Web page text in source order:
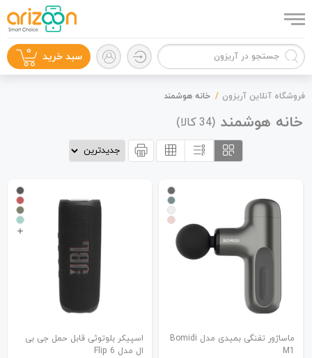
لوازم جانبی
سبد خرید 0
فروشگاه آنلاین آریزون خانه هوشمند
خانه هوشمند (
34کالا)
ماساژور تفنگی بمیدی مدل Bomidi
M1
اسپیکر بلوتوثی قابل حمل جی بی
ال مدل Flip 6